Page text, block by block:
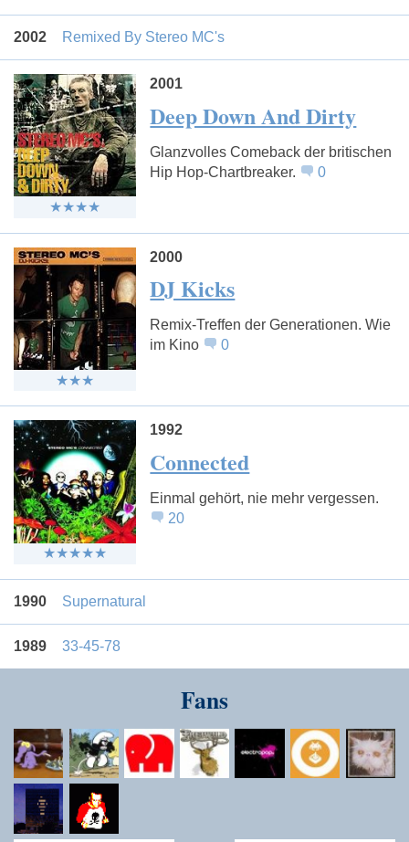
2002 Remixed By Stereo MC's
2001
Deep Down And Dirty
Glanzvolles Comeback der britischen
Hip Hop-Chartbreaker.
0
2000
DJ Kicks
Remix-Treffen der Generationen. Wie
im Kino
0
1992
Connected
Einmal gehört, nie mehr vergessen.
20
1990 Supernatural
1989 33-45-78
Fans